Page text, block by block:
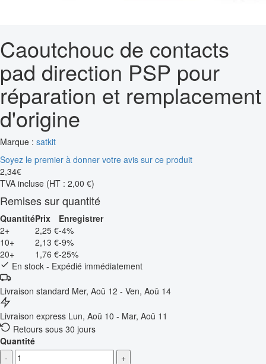
Caoutchouc de contacts
pad direction PSP pour
réparation et remplacement
d'origine
Marque : satkit
Soyez le premier à donner votre avis sur ce produit
2,34€
TVA incluse (HT : 2,00 €)
Remises sur quantité
QuantitéPrix
Enregistrer
2+
2,25 €-4%
10+
2,13 €-9%
20+
1,76 €-25%
En stock - Expédié immédiatement
Livraison standard Mer, Aoû 12 - Ven, Aoû 14
Livraison express Lun, Aoû 10 - Mar, Aoû 11
Retours sous 30 jours
Quantité
-
+